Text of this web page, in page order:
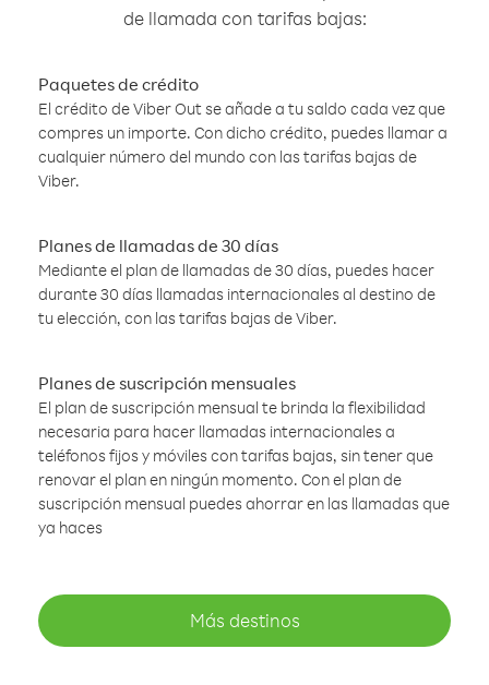
de llamada con tarifas bajas:
Paquetes de crédito
El crédito de Viber Out se añade a tu saldo cada vez que
compres un importe. Con dicho crédito, puedes llamar a
cualquier número del mundo con las tarifas bajas de
Viber.
Planes de llamadas de 30 días
Mediante el plan de llamadas de 30 días, puedes hacer
durante 30 días llamadas internacionales al destino de
tu elección, con las tarifas bajas de Viber.
Planes de suscripción mensuales
El plan de suscripción mensual te brinda la flexibilidad
necesaria para hacer llamadas internacionales a
teléfonos fijos y móviles con tarifas bajas, sin tener que
renovar el plan en ningún momento. Con el plan de
suscripción mensual puedes ahorrar en las llamadas que
ya haces
Más destinos